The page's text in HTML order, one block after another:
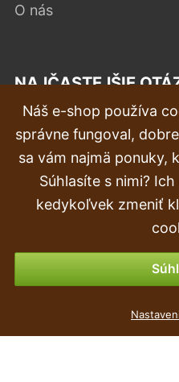
O nás
NAJČASTEJŠIE
Reklamácia
Doprava a doručenie
Objednávka
Vrátenie tovaru &
Náš e-shop používa
správne fungoval,
sa vám najmä ponuky,
Súhlasíte s nimi?
kedykoľvek zmeniť